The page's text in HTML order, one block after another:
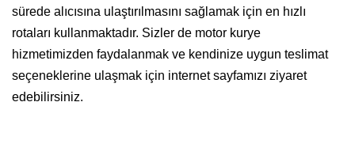
sürede alıcısına ulaştırılmasını sağlamak için en hızlı
rotaları kullanmaktadır. Sizler de motor kurye
hizmetimizden faydalanmak ve kendinize uygun teslimat
seçeneklerine ulaşmak için internet sayfamızı ziyaret
edebilirsiniz.